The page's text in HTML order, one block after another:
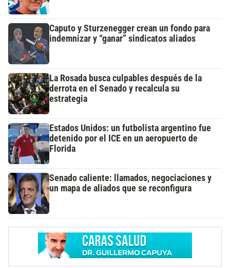
Caputo y Sturzenegger crean un fondo para
indemnizar y “ganar” sindicatos aliados
La Rosada busca culpables después de la
derrota en el Senado y recalcula su
estrategia
Estados Unidos: un futbolista argentino fue
detenido por el ICE en un aeropuerto de
Florida
Senado caliente: llamados, negociaciones y
un mapa de aliados que se reconfigura